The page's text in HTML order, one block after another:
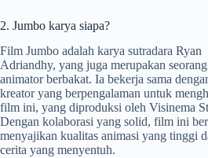
2. Jumbo karya siapa?
Film Jumbo adalah karya sutradara Ryan
Adriandhy, yang juga merupakan seorang
animator berbakat. Ia bekerja sama
kreator yang berpengalaman untuk
film ini, yang diproduksi oleh Visinema
Dengan kolaborasi yang solid, film ini
menyajikan kualitas animasi yang tinggi
cerita yang menyentuh.